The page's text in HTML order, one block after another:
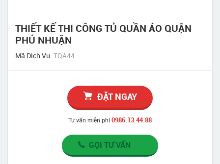
THIẾT KẾ THI CÔNG TỦ QUẦN ÁO QUẬN
PHÚ NHUẬN
Mã Dịch Vụ: TQA44
ĐẶT NGAY
Tư vấn miễn phí0986.13.44.88
GỌI TƯ VẤN